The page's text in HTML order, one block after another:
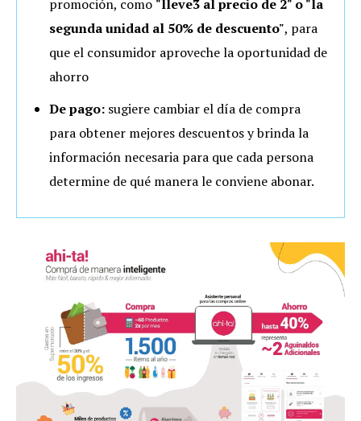
promoción, como "lleve3 al precio de 2" o "la
segunda unidad al 50% de descuento", para
que el consumidor aproveche la oportunidad de
ahorro
De pago: sugiere cambiar el día de compra
para obtener mejores descuentos y brinda la
información necesaria para que cada persona
determine de qué manera le conviene abonar.